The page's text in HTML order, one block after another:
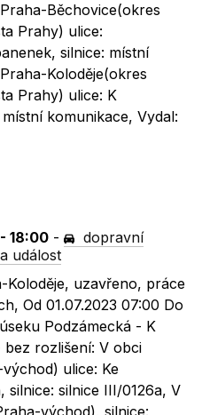
Běchovice(okres
Prahy) ulice:
silnice: místní
Koloděje(okres
Prahy) ulice: K
komunikace, Vydal:
18:00 -
dopravní
událost
Koloděje, uzavřeno, práce
Od 01.07.2023 07:00 Do
Podzámecká - K
rozlišení: V obci
ulice: Ke
silnice: silnice III/0126a, V
východ), silnice: